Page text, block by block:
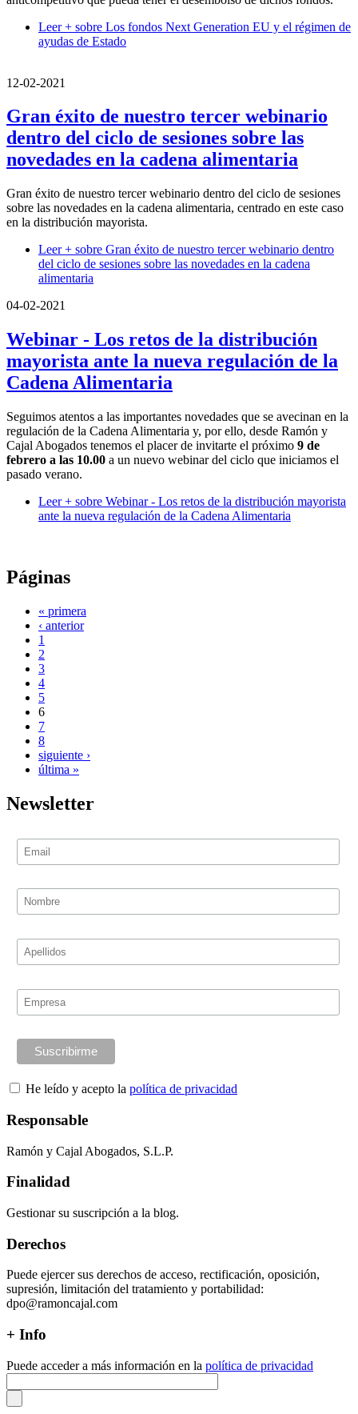
Leer + sobre Los fondos Next Generation EU y el régimen de
ayudas de Estado
12-02-2021
Gran éxito de nuestro tercer webinario
dentro del ciclo de sesiones sobre las
novedades en la cadena alimentaria
Gran éxito de nuestro tercer webinario dentro del ciclo de sesiones
sobre las novedades en la cadena alimentaria, centrado en este caso
en la distribución mayorista.
Leer + sobre Gran éxito de nuestro tercer webinario dentro
del ciclo de sesiones sobre las novedades en la cadena
alimentaria
04-02-2021
Webinar - Los retos de la distribución
mayorista ante la nueva regulación de la
Cadena Alimentaria
Seguimos atentos a las importantes novedades que se avecinan en la
regulación de la Cadena Alimentaria y, por ello, desde Ramón y
Cajal Abogados tenemos el placer de invitarte el próximo 9 de
febrero a las 10.00 a un nuevo webinar del ciclo que iniciamos el
pasado verano.
Leer + sobre Webinar - Los retos de la distribución mayorista
ante la nueva regulación de la Cadena Alimentaria
Páginas
« primera
‹ anterior
1
2
3
4
5
6
7
8
siguiente ›
última »
Newsletter
He leído y acepto la política de privacidad
Responsable
Ramón y Cajal Abogados, S.L.P.
Finalidad
Gestionar su suscripción a la blog.
Derechos
Puede ejercer sus derechos de acceso, rectificación, oposición,
supresión, limitación del tratamiento y portabilidad:
dpo@ramoncajal.com
+ Info
Puede acceder a más información en la política de privacidad